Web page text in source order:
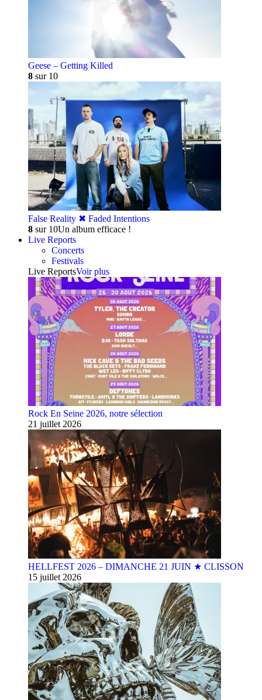
Geese – Getting Killed
8 sur 10
False Reality ✖︎ Faded Intentions
8 sur 10Un album efficace !
Live Reports
Concerts
Festivals
Live ReportsVoir plus
Rock En Seine 2026, notre sélection
21 juillet 2026
HELLFEST 2026 – DIMANCHE 21 JUIN ★ CLISSON
15 juillet 2026